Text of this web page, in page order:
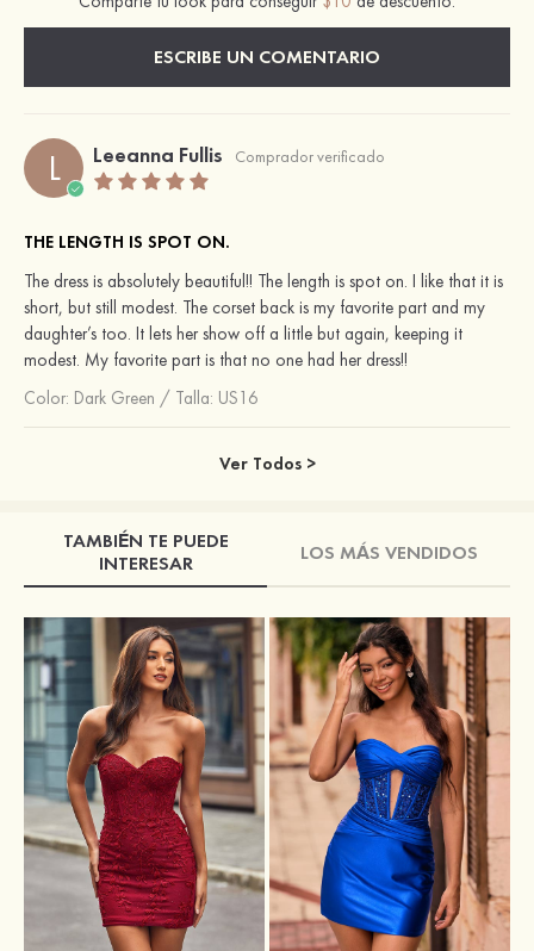
ESCRIBE UN COMENTARIO
L Leeanna Fullis Comprador verificado
THE LENGTH IS SPOT ON.
The dress is absolutely beautiful!! The length is spot on. I like that it is
short, but still modest. The corset back is my favorite part and my
daughter’s too. It lets her show off a little but again, keeping it
modest. My favorite part is that no one had her dress!!
Color: Dark Green / Talla: US16
Ver Todos >
TAMBIÉN TE PUEDE
INTERESAR
LOS MÁS VENDIDOS